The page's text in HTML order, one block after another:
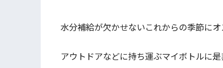
水分補給が欠かせないこれからの季節に
アウトドアなどに持ち運ぶマイボトルに